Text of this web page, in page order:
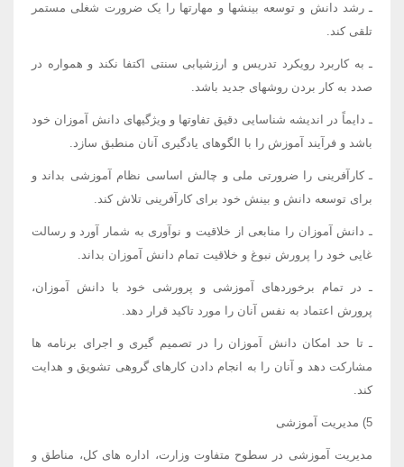
ـ رشد دانش و توسعه بینشها و مهارتها را یک ضرورت شغلی مستمر
تلقی کند.
ـ به کاربرد رویکرد تدریس و ارزشیابی سنتی اکتفا نکند و همواره در
صدد به کار بردن روشهای جدید باشد.
ـ دایماً در اندیشه شناسایی دقیق تفاوتها و ویژگیهای دانش آموزان خود
باشد و فرآیند آموزش را با الگوهای یادگیری آنان منطبق سازد.
ـ کارآفرینی را ضرورتی ملی و چالش اساسی نظام آموزشی بداند و
برای توسعه دانش و بینش خود برای کارآفرینی تلاش کند.
ـ دانش آموزان را منابعی از خلاقیت و نوآوری به شمار آورد و رسالت
غایی خود را پرورش نبوغ و خلاقیت تمام دانش آموزان بداند.
ـ در تمام برخوردهای آموزشی و پرورشی خود با دانش آموزان،
پرورش اعتماد به نفس آنان را مورد تاکید قرار دهد.
ـ تا حد امکان دانش آموزان را در تصمیم گیری و اجرای برنامه ها
مشارکت دهد و آنان را به انجام دادن کارهای گروهی تشویق و هدایت
کند.
5) مدیریت آموزشی
مدیریت آموزشی در سطوح متفاوت وزارت، اداره های کل، مناطق و